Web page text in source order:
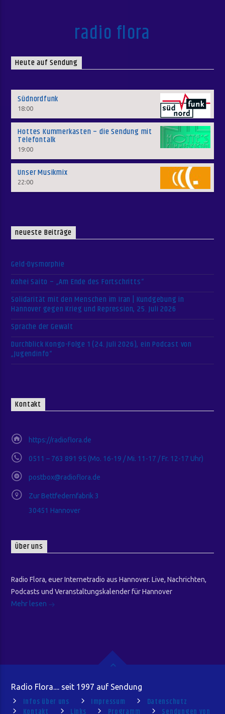
radio flora
Heute auf Sendung
Südnordfunk
18:00
Hottes Kummerkasten – die Sendung mit
Telefontalk
19:00
Unser Musikmix
22:00
neueste Beiträge
Geld-Dysmorphie
Kohei Saito – „Am Ende des Fortschritts“
Solidarität mit den Menschen im Iran | Kundgebung in
Hannover gegen Krieg und Repression, 25. Juli 2026
Sprache der Gewalt
Durchblick Kongo-Folge 1 (24. Juli 2026), ein Podcast von
„Jugendinfo“
Kontakt
https://radioflora.de
0511 – 763 891 95 (Mo. 16-19 / Mi. 11-17 / Fr. 12-17 Uhr)
postbox@radioflora.de
Zur Bettfedernfabrik 3
30451 Hannover
Über uns
Radio Flora, euer Internetradio aus Hannover. Live, Nachrichten,
Podcasts und Veranstaltungskalender für Hannover
Mehr lesen
Radio Flora.... seit 1997 auf Sendung
Infos über uns Impressum
Datenschutz